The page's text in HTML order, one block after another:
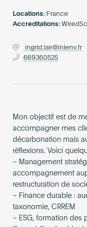
Locations: France
Accreditations:
ingrid.lair@inlenv.fr
669360525
Mon objectif est de
accompagner mes
décarbonation mais
réflexions. Voici
– Management
accompagnement
restructuration de
– Finance durable :
taxonomie, CRREM
– ESG, formation des